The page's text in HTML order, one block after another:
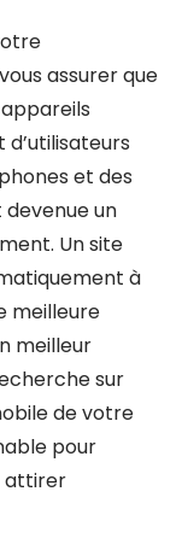
assurer que
et des
un
Un site
à
meilleure
meilleur
sur
de votre
pour
attirer